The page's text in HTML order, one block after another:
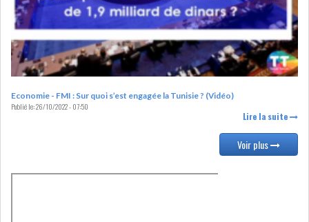
MATIÈRES PREMIÈRES RATING
MÉDIAS EDUCATION
Economie - FMI : Sur quoi s’est engagée la Tunisie ? (Vidéo)
Publié le:26/10/2022 - 07:50
Lire la suite
Voir plus